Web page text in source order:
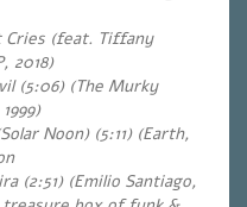
Cries (feat. Tiffany
2018)
(5:06) (The Murky
Noon) (5:11) (Earth,
(2:51) (Emilio Santiago,